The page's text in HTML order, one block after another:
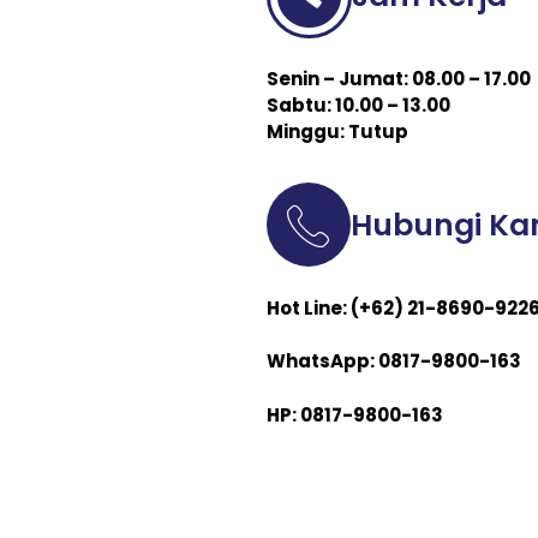
Senin – Jumat: 08.00 – 17.00
Sabtu: 10.00 – 13.00
Minggu: Tutup
Hubungi
Hot Line: (+62) 21-8690-
WhatsApp: 0817-9800-163
HP: 0817-9800-163